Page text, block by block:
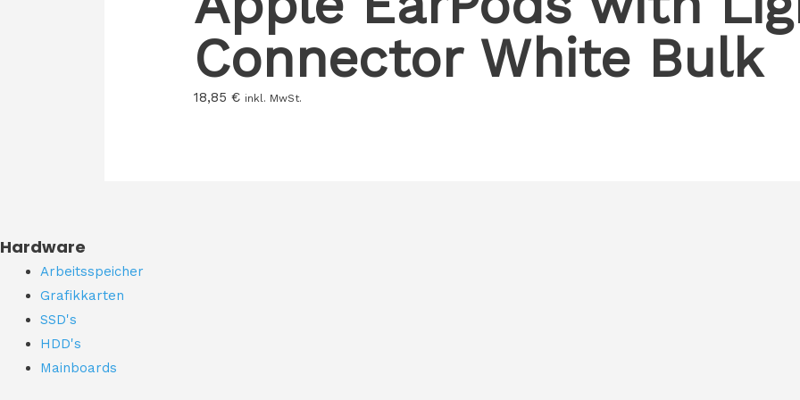
Connector White Bulk
18,85€ inkl. MwSt.
Hardware
Arbeitsspeicher
Grafikkarten
SSD's
HDD's
Mainboards